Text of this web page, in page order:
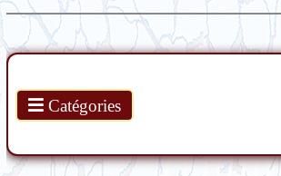
Catégories